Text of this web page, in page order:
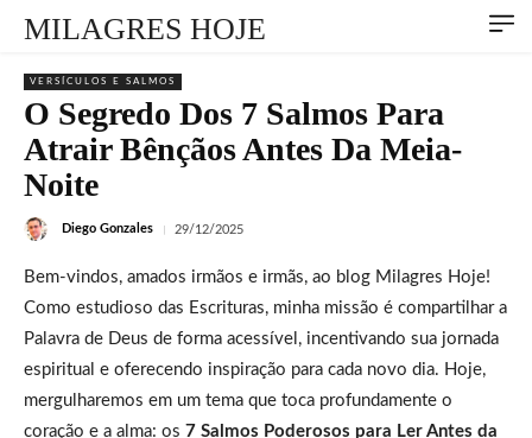
MILAGRES HOJE
VERSÍCULOS E SALMOS
O Segredo Dos 7 Salmos Para
Atrair Bênçãos Antes Da Meia-
Noite
Diego Gonzales 29/12/2025
Bem-vindos, amados irmãos e irmãs, ao blog Milagres Hoje!
Como estudioso das Escrituras, minha missão é compartilhar a
Palavra de Deus de forma acessível, incentivando sua jornada
espiritual e oferecendo inspiração para cada novo dia. Hoje,
mergulharemos em um tema que toca profundamente o
coração e a alma: os 7 Salmos Poderosos para Ler Antes da